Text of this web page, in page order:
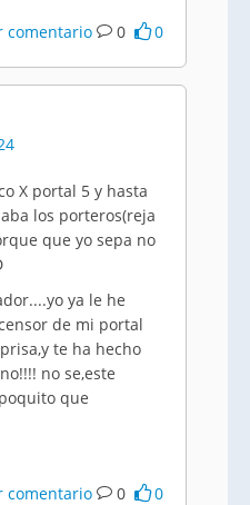
comentario 0 0
X portal 5 y hasta
los porteros(reja
que yo sepa no
ya le he
de mi portal
te ha hecho
no se,este
que
comentario 0 0